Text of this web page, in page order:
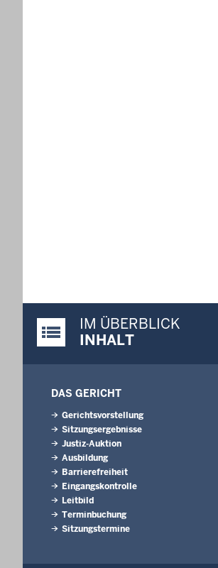
Justiz-Portal im Überblick:
IM ÜBERBLICK
INHALT
DAS GERICHT
Gerichtsvorstellung
Sitzungsergebnisse
Justiz-Auktion
Ausbildung
Barrierefreiheit
Eingangskontrolle
Leitbild
Terminbuchung
Sitzungstermine